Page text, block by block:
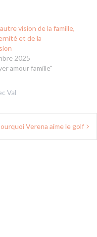
vision de la famille,
et de la
2025
amour famille"
Val
Verena aime le golf